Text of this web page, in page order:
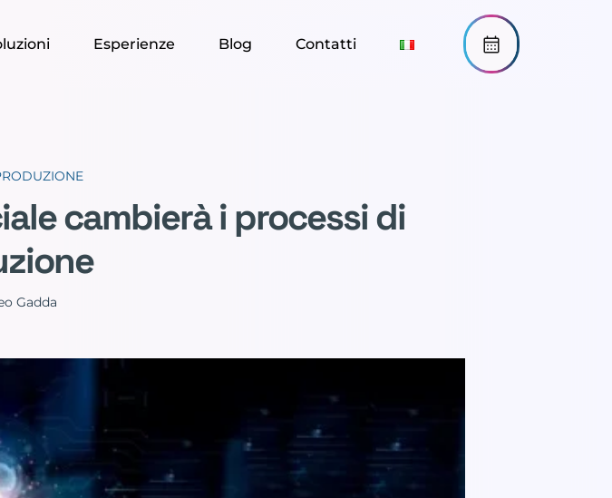
Esperienze Blog Contatti
cambierà i processi di
Gadda